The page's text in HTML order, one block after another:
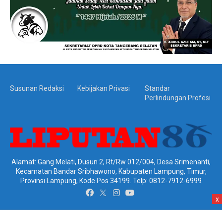
Susunan Redaksi Kebijakan Privasi
Standar
Perlindungan Profesi
Alamat: Gang Melati, Dusun 2, Rt/Rw 012/004, Desa Srimenanti,
Kecamatan Bandar Sribhawono, Kabupaten Lampung, Timur,
Provinsi Lampung, Kode Pos 34199. Telp: 0812-7912-6999
x